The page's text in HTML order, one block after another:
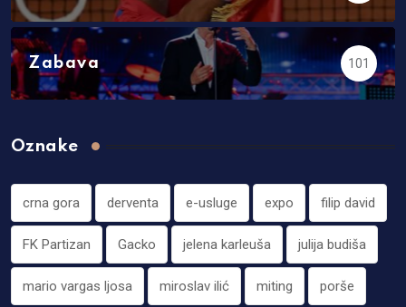
Zabava 101
Oznake
crna gora derventa e-usluge expo filip david
FK Partizan Gacko jelena karleuša julija budiša
mario vargas ljosa miroslav ilić miting porše